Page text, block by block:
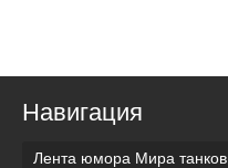
Навигация
Лента юмора Мира танков